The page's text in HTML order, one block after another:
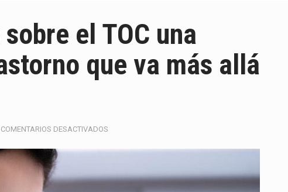
el TOC una
que va más allá
COMENTARIOS DESACTIVADOS
MITOS
EL